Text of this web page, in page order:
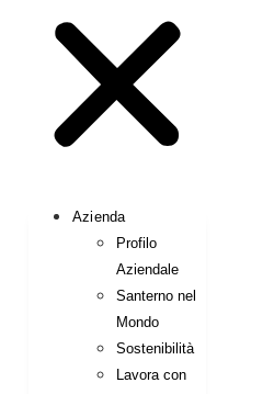
Azienda
Profilo
Aziendale
Santerno nel
Mondo
Sostenibilità
Lavora con